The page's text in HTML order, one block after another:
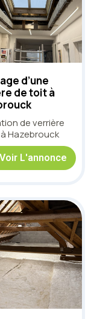
d’une
de toit à
de verrière
Hazebrouck
Voir L'annonce